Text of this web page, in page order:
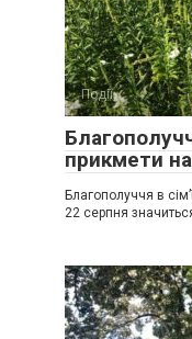
Події
прикмети
Благополуччя в
22 серпня